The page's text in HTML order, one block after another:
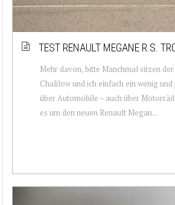
TEST RENAULT MEGANE R.S.
Mehr davon, bitte Manchmal sitzen
Chalilow und ich einfach ein wenig
über Automobile – auch über
es um den neuen Renault Megan...